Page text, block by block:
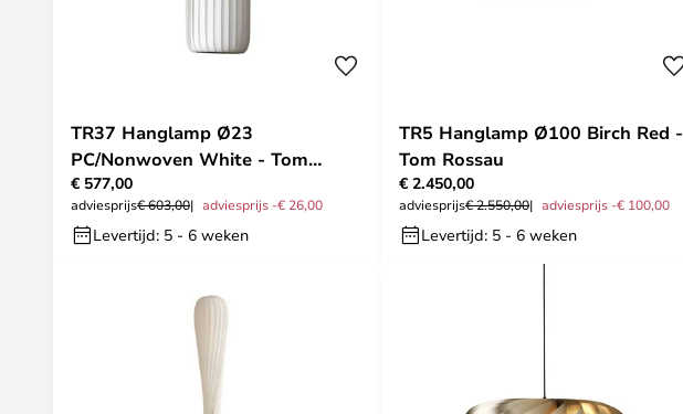
TR37 Hanglamp Ø23
PC/Nonwoven White - Tom
Rossau
€ 577,00
adviesprijs€ 603,00 adviesprijs -€ 26,00
Levertijd: 5 - 6 weken
TR5 Hanglamp Ø100 Birch Red -
Tom Rossau
€ 2.450,00
adviesprijs€ 2.550,00 adviesprijs -€ 100,00
Levertijd: 5 - 6 weken